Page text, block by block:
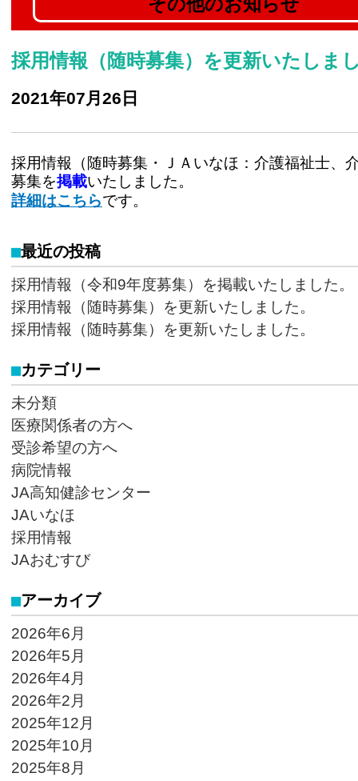
採用情報（随時募集）を更新いたしま
2021年07月26日
採用情報（随時募集・ＪＡいなほ：介護福祉士、
募集を掲載いたしました。
詳細はこちらです。
最近の投稿
採用情報（令和9年度募集）を掲載いたしました。
採用情報（随時募集）を更新いたしました。
採用情報（随時募集）を更新いたしました。
カテゴリー
未分類
医療関係者の方へ
受診希望の方へ
病院情報
JA高知健診センター
JAいなほ
採用情報
JAおむすび
アーカイブ
2026年6月
2026年5月
2026年4月
2026年2月
2025年12月
2025年10月
2025年8月